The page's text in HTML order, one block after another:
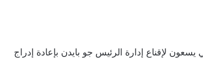
لإقناع إدارة الرئيس جو بايدن بإعادة إدراج